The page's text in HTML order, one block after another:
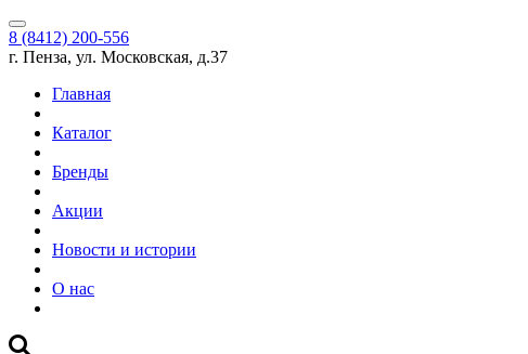
8 (8412) 200-556
г. Пенза, ул. Московская, д.37
Главная
Каталог
Бренды
Акции
Новости и истории
О нас